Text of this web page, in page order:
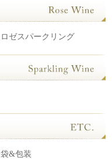
ロゼスパークリング
袋&包装